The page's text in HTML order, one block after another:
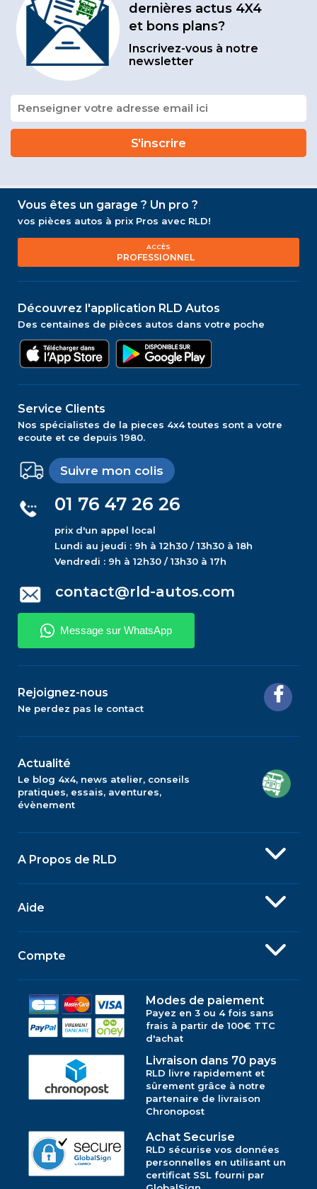
dernières actus 4X4
et bons plans?
Inscrivez-vous à notre
newsletter
Vous êtes un garage ? Un pro ?
vos pièces autos à prix Pros avec RLD!
ACCÈS
PROFESSIONNEL
Découvrez l'application RLD Autos
Des centaines de pièces autos dans votre poche
Service Clients
Nos spécialistes de la pieces 4x4 toutes sont a votre
ecoute et ce depuis 1980.
Suivre mon colis
01 76 47 26 26
prix d'un appel local
Lundi au jeudi : 9h à 12h30 / 13h30 à 18h
Vendredi : 9h à 12h30 / 13h30 à 17h
contact@rld-autos.com
Rejoignez-nous
Ne perdez pas le contact
Actualité
Le blog 4x4, news atelier, conseils
pratiques, essais, aventures,
évènement
A Propos de RLD
Aide
Compte
Modes de paiement
Payez en 3 ou 4 fois sans
frais à partir de 100€ TTC
d'achat
Livraison dans 70 pays
RLD livre rapidement et
sûrement grâce à notre
partenaire de livraison
Chronopost
Achat Securise
RLD sécurise vos données
personnelles en utilisant un
certificat SSL fourni par